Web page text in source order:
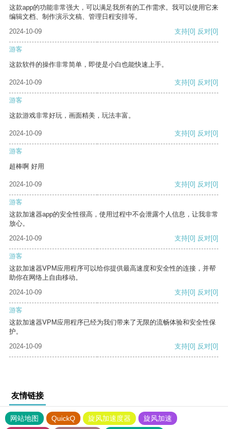
这款app的功能非常强大，可以满足我所有的工作需求。我可以使用它来
编辑文档、制作演示文稿、管理日程安排等。
2024-10-09
支持[0] 反对[0]
游客
这款软件的操作非常简单，即使是小白也能快速上手。
2024-10-09 支持[0] 反对[0]
游客
这款游戏非常好玩，画面精美，玩法丰富。
2024-10-09 支持[0] 反对[0]
游客
超棒啊 好用
2024-10-09 支持[0] 反对[0]
游客
这款加速器app的安全性很高，使用过程中不会泄露个人信息，让我非常
放心。
2024-10-09
支持[0] 反对[0]
游客
这款加速器VPM应用程序可以给你提供最高速度和安全性的连接，并帮
助你在网络上自由移动。
2024-10-09
支持[0] 反对[0]
游客
这款加速器VPM应用程序已经为我们带来了无限的流畅体验和安全性保
护。
2024-10-09
支持[0] 反对[0]
友情链接
网站地图 QuickQ 旋风加速度器
旋风加速